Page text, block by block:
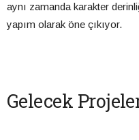
aynı zamanda karakter
yapım olarak öne çıkıyor.
Gelecek